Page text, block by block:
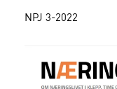
NPJ 3-2022